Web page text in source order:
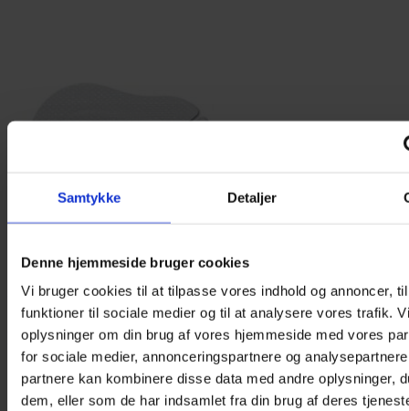
Samtykke Detaljer
Denne hjemmeside bruger cookies
Vi bruger cookies til at tilpasse vores indhold og annoncer,
funktioner til sociale medier og til at analysere vores trafik.
oplysninger om din brug af vores hjemmeside med vores
for sociale medier, annonceringspartnere og
partnere kan kombinere disse data med andre oplysninger,
dem, eller som de har indsamlet fra din brug af deres
ORTOPAD Øjenplastre – Hvid (50 stk.)
230,00kr.
Vælg muligheder
Dette
har
flere